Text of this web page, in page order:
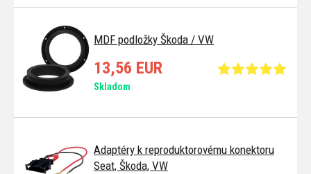
MDF podložky Škoda / VW
13,56 EUR
Skladom
Adaptéry k reproduktorovému konektoru
Seat, Škoda, VW